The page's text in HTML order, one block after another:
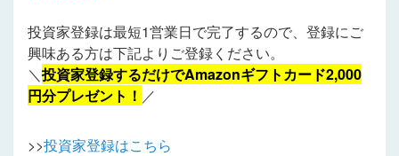
投資家登録は最短1営業日で完了するので、登録にご
興味ある方は下記よりご登録ください。
＼投資家登録するだけでAmazonギフトカード2,000
円分プレゼント！ ／
>>投資家登録はこちら